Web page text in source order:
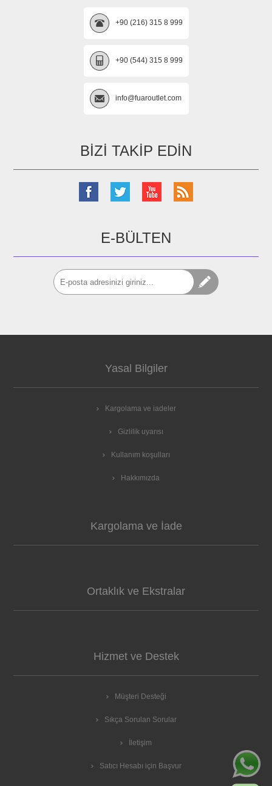
+90 (216) 315 8 999
+90 (544) 315 8 999
info@fuaroutlet.com
BIZI TAKIP EDIN
E-BÜLTEN
Yasal Bilgiler
Kargolama ve iadeler
Gizlilik uyarısı
Kullanım koşulları
Hakkımızda
Kargolama ve İade
Ortaklık ve Ekstralar
Hizmet ve Destek
Müşteri Desteği
Sıkça Sorulan Sorular
İletişim
Satıcı Hesabı için Başvur